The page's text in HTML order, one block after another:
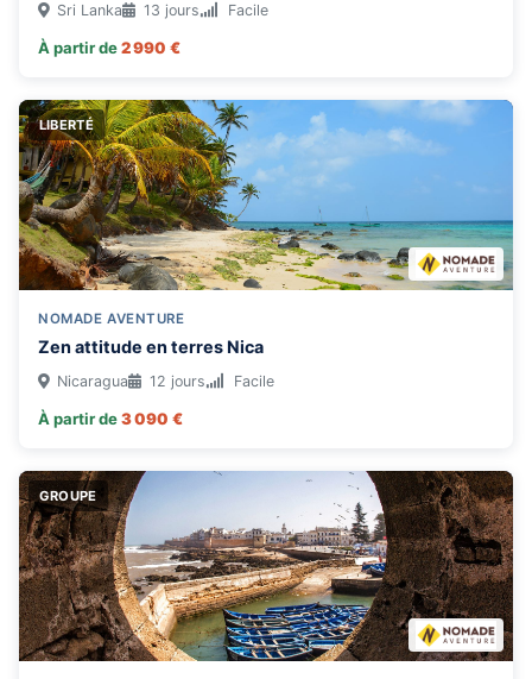
Sri Lanka 13 jours Facile
À partir de2 990 €
LIBERTÉ
NOMADE AVENTURE
Zen attitude en terres Nica
Nicaragua 12 jours Facile
À partir de3 090 €
GROUPE